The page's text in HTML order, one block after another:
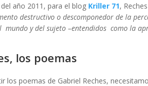
año 2011, para el blog Kriller 71,
destructivo o descomponedor de la
mundo y del sujeto –entendidos como la
los poemas
los poemas de Gabriel Reches,